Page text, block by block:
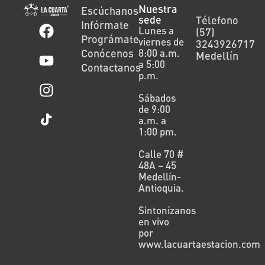
Escúchanos
Infórmate
Prográmate
Conócenos
Contactanos
Nuestra
sede
Lunes a
viernes de
8:00 a.m.
a 5:00
p.m.
Sábados
de 9:00
a.m. a
1:00 pm.
Calle 70 #
48A – 45
Medellín-
Antioquia.
Sintonízanos
en vivo
por
www.lacuartaestacion.com
Télefono
(57)
3243926717
Medellín